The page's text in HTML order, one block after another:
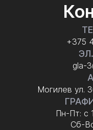
+375
gla-
Могилев ул.
Пн-Пт: с
Сб-